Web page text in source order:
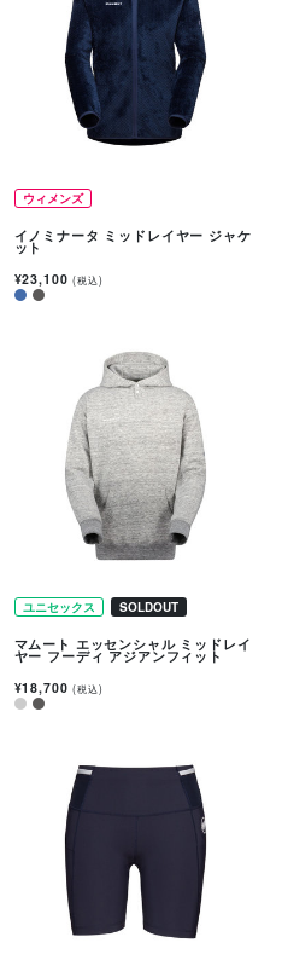
ウィメンズ
イノミナータ ミッドレイヤー ジャケ
ット
¥23,100(税込)
ユニセックス SOLDOUT
マムート エッセンシャル ミッドレイ
ヤー フーディ アジアンフィット
¥18,700(税込)